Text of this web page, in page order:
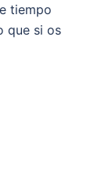
tiempo
que si os